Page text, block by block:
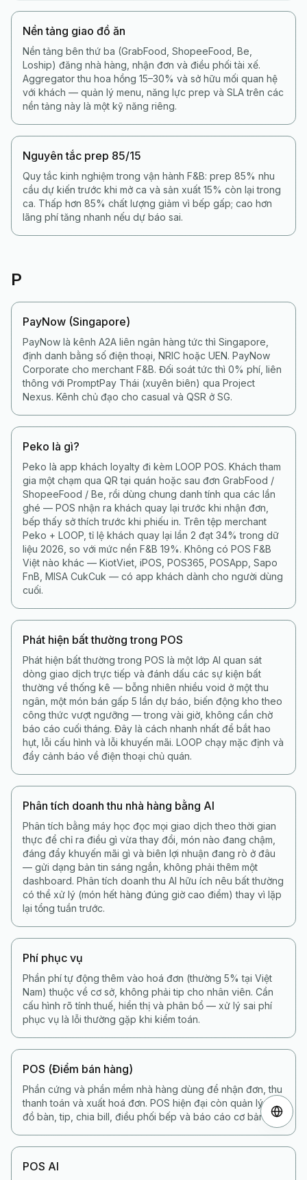
Nền tảng giao đồ ăn
Nền tảng bên thứ ba (GrabFood, ShopeeFood, Be,
Loship) đăng nhà hàng, nhận đơn và điều phối tài xế.
Aggregator thu hoa hồng 15–30% và sở hữu mối quan hệ
với khách — quản lý menu, năng lực prep và SLA trên các
nền tảng này là một kỹ năng riêng.
Nguyên tắc prep 85/15
Quy tắc kinh nghiệm trong vận hành F&B: prep 85% nhu
cầu dự kiến trước khi mở ca và sản xuất 15% còn lại trong
ca. Thấp hơn 85% chất lượng giảm vì bếp gấp; cao hơn
lãng phí tăng nhanh nếu dự báo sai.
P
PayNow (Singapore)
PayNow là kênh A2A liên ngân hàng tức thì Singapore,
định danh bằng số điện thoại, NRIC hoặc UEN. PayNow
Corporate cho merchant F&B. Đối soát tức thì 0% phí, liên
thông với PromptPay Thái (xuyên biên) qua Project
Nexus. Kênh chủ đạo cho casual và QSR ở SG.
Peko là gì?
Peko là app khách loyalty đi kèm LOOP POS. Khách tham
gia một chạm qua QR tại quán hoặc sau đơn GrabFood /
ShopeeFood / Be, rồi dùng chung danh tính qua các lần
ghé — POS nhận ra khách quay lại trước khi nhận đơn,
bếp thấy sở thích trước khi phiếu in. Trên tệp merchant
Peko + LOOP, tỉ lệ khách quay lại lần 2 đạt 34% trong dữ
liệu 2026, so với mức nền F&B 19%. Không có POS F&B
Việt nào khác — KiotViet, iPOS, POS365, POSApp, Sapo
FnB, MISA CukCuk — có app khách dành cho người dùng
cuối.
Phát hiện bất thường trong POS
Phát hiện bất thường trong POS là một lớp AI quan sát
dòng giao dịch trực tiếp và đánh dấu các sự kiện bất
thường về thống kê — bỗng nhiên nhiều void ở một thu
ngân, một món bán gấp 5 lần dự báo, biến động kho theo
công thức vượt ngưỡng — trong vài giờ, không cần chờ
báo cáo cuối tháng. Đây là cách nhanh nhất để bắt hao
hụt, lỗi cấu hình và lỗi khuyến mãi. LOOP chạy mặc định và
đẩy cảnh báo về điện thoại chủ quán.
Phân tích doanh thu nhà hàng bằng AI
Phân tích bằng máy học đọc mọi giao dịch theo thời gian
thực để chỉ ra điều gì vừa thay đổi, món nào đang chậm,
đáng đẩy khuyến mãi gì và biên lợi nhuận đang rò ở đâu
— gửi dạng bản tin sáng ngắn, không phải thêm một
dashboard. Phân tích doanh thu AI hữu ích nêu bất thường
có thể xử lý (món hết hàng đúng giờ cao điểm) thay vì lặp
lại tổng tuần trước.
Phí phục vụ
Phần phí tự động thêm vào hoá đơn (thường 5% tại Việt
Nam) thuộc về cơ sở, không phải tip cho nhân viên. Cần
cấu hình rõ tính thuế, hiển thị và phân bổ — xử lý sai phí
phục vụ là lỗi thường gặp khi kiểm toán.
POS (Điểm bán hàng)
Phần cứng và phần mềm nhà hàng dùng để nhận đơn, thu
thanh toán và xuất hoá đơn. POS hiện đại còn quản lý sơ
đồ bàn, tip, chia bill, điều phối bếp và báo cáo cơ bản.
POS AI